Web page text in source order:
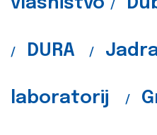
/
/ DURA /
laboratorij /